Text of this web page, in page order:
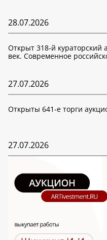
28.07.2026
Открыт 318-й кураторский
век. Современное
27.07.2026
Открыты 641-е торги
27.07.2026